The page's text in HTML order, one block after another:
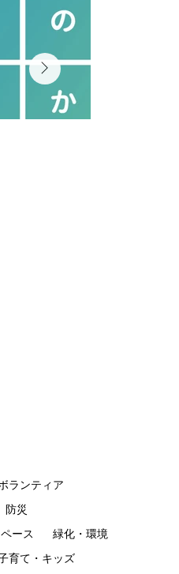
ランティア
防災
ース
緑化・環境
育て・キッズ